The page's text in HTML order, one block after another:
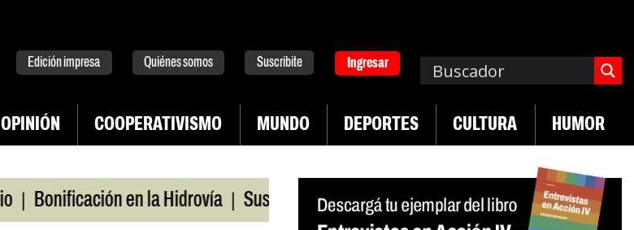
Edición impresa Quiénes somos Suscribite Ingresar
OPINIÓN COOPERATIVISMO MUNDO DEPORTES CULTURA HUMOR
Bonificación en la Hidrovía | Suspenden desregulación del practicaje | Denuncias por